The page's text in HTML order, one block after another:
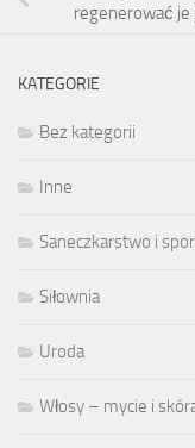
regenerować je
KATEGORIE
Bez kategorii
Inne
Saneczkarstwo i
Siłownia
Uroda
Włosy – mycie i